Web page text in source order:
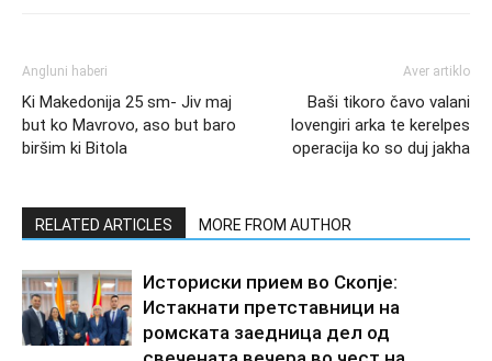
Angluni haberi
Ki Makedonija 25 sm- Jiv maj
but ko Mavrovo, aso but baro
biršim ki Bitola
Aver artiklo
Baši tikoro čavo valani
lovengiri arka te kerelpes
operacija ko so duj jakha
RELATED ARTICLES MORE FROM AUTHOR
Историски прием во Скопје:
Истакнати претставници на
ромската заедница дел од